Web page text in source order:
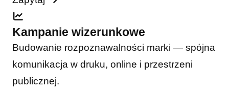
Kampanie wizerunkowe
Budowanie rozpoznawalności marki — spójna
komunikacja w druku, online i przestrzeni
publicznej.